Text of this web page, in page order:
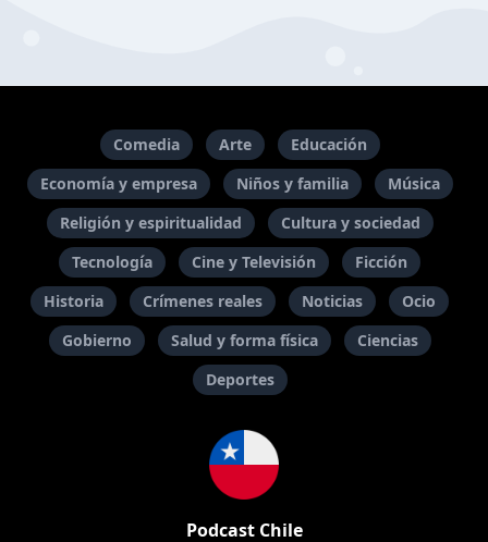
Comedia Arte
Educación
Economía y empresa
Niños y familia
Música
Religión y espiritualidad
Cultura y sociedad
Tecnología
Cine y Televisión
Ficción
Historia
Crímenes reales Noticias
Ocio
Gobierno
Salud y forma física
Ciencias
Deportes
Podcast Chile